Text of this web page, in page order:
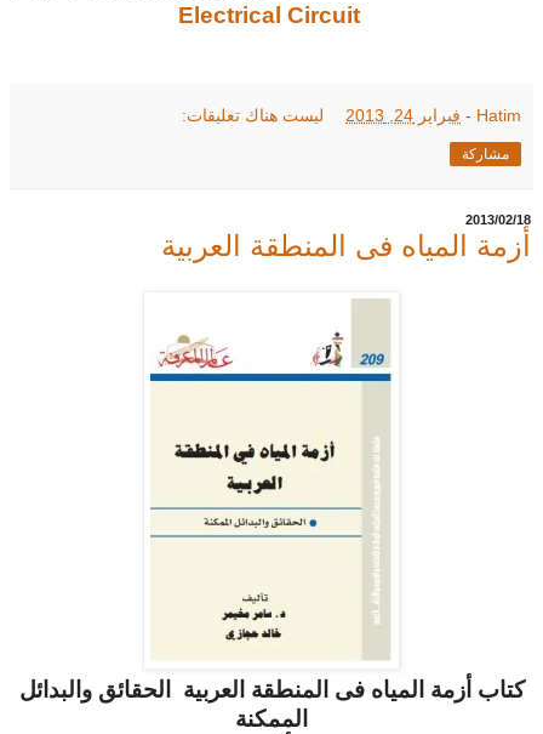
Electrical Circuit
Hatim
- فبراير 24, 2013 ليست هناك تعليقات:
مشاركة
18‏/02‏/2013
أزمة المياه فى المنطقة العربية
كتاب أزمة المياه فى المنطقة العربية الحقائق والبدائل
الممكنة